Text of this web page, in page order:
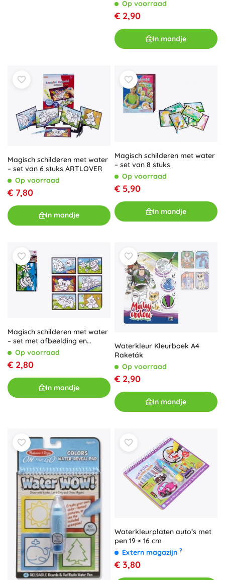
Op voorraad
€ 2,90
In mandje
Magisch schilderen met water
– set van 6 stuks ARTLOVER
Op voorraad
€ 7,80
In mandje
Magisch schilderen met water
– set van 8 stuks
Op voorraad
€ 5,90
In mandje
Magisch schilderen met water
– set met afbeelding en
penseel
Op voorraad
€ 2,80
In mandje
Waterkleur Kleurboek A4
Raketák
Op voorraad
€ 2,90
In mandje
Waterkleurplaten auto’s met
pen 19 × 16 cm
Extern magazijn ?
€ 3,80